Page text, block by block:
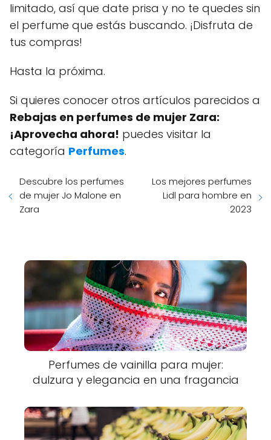
limitado, así que date prisa y no te quedes sin
el perfume que estás buscando. ¡Disfruta de
tus compras!
Hasta la próxima.
Si quieres conocer otros artículos parecidos a
Rebajas en perfumes de mujer Zara:
¡Aprovecha ahora! puedes visitar la
categoría Perfumes.
Descubre los perfumes
de mujer Jo Malone en
Zara
Los mejores perfumes
Lidl para hombre en
2023
Perfumes de vainilla para mujer:
dulzura y elegancia en una fragancia